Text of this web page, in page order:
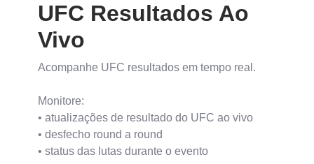
UFC Resultados Ao
Vivo
Acompanhe UFC resultados em tempo real.
Monitore:
• atualizações de resultado do UFC ao vivo
• desfecho round a round
• status das lutas durante o evento